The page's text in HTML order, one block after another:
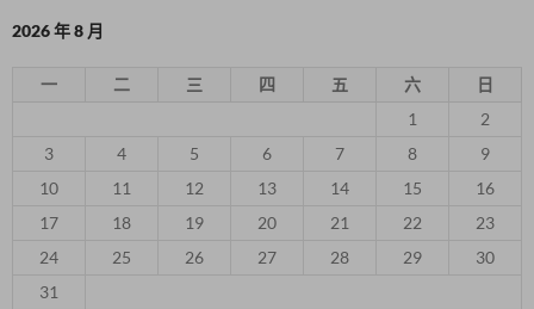
2026 年 8 月
一 二 三 四 五 六
日
1
2
3
4 5 6 7 8
9
10
11 12 13 14 15
16
17
18 19 20 21 22
23
24
25 26 27 28 29
30
31